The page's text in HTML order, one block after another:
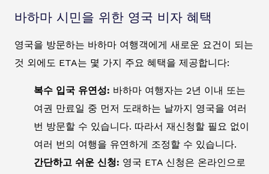
바하마 시민을 위한 영국 비자 혜택
영국을 방문하는 바하마 여행객에게 새로운 요건이 되는
것 외에도 ETA는 몇 가지 주요 혜택을 제공합니다:
복수 입국 유연성: 바하마 여행자는 2년 이내 또는
여권 만료일 중 먼저 도래하는 날까지 영국을 여러
번 방문할 수 있습니다. 따라서 재신청할 필요 없이
여러 번의 여행을 유연하게 조정할 수 있습니다.
간단하고 쉬운 신청: 영국 ETA 신청은 온라인으로